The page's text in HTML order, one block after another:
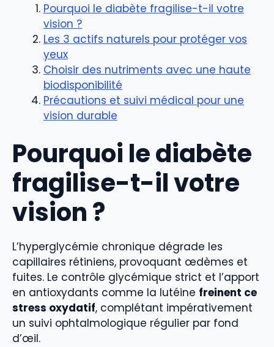
Pourquoi le diabète fragilise-t-il votre
vision ?
Les 3 actifs naturels pour protéger vos
yeux
Choisir des nutriments avec une haute
biodisponibilité
Précautions et suivi médical pour une
vision durable
Pourquoi le diabète
fragilise-t-il votre
vision ?
L’hyperglycémie chronique dégrade les
capillaires rétiniens, provoquant œdèmes et
fuites. Le contrôle glycémique strict et l’apport
en antioxydants comme la lutéine freinent ce
stress oxydatif, complétant impérativement
un suivi ophtalmologique régulier par fond
d’œil.